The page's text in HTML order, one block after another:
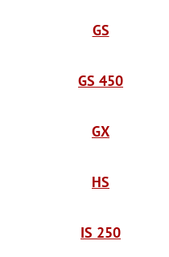
GS
GS 450
GX
HS
IS 250